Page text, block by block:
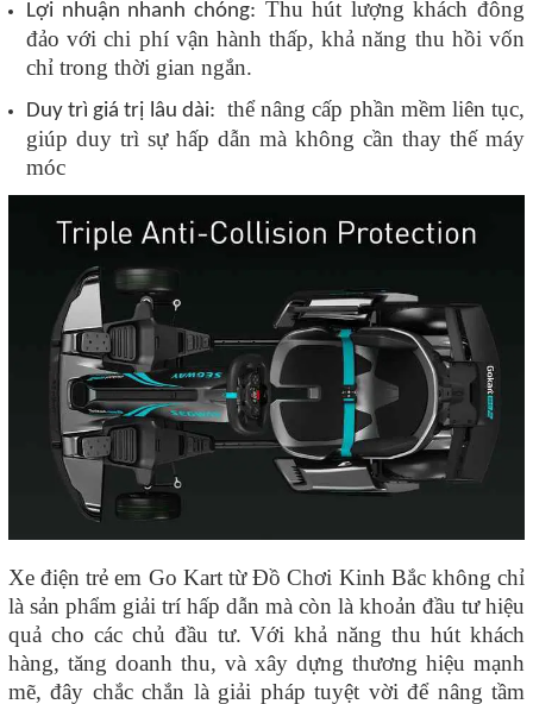
Lợi nhuận nhanh chóng: Thu hút lượng khách đông
đảo với chi phí vận hành thấp, khả năng thu hồi vốn
chỉ trong thời gian ngắn.
Duy trì giá trị lâu dài: thể nâng cấp phần mềm liên tục,
giúp duy trì sự hấp dẫn mà không cần thay thế máy
móc
Xe điện trẻ em Go Kart từ Đồ Chơi Kinh Bắc không chỉ
là sản phẩm giải trí hấp dẫn mà còn là khoản đầu tư hiệu
quả cho các chủ đầu tư. Với khả năng thu hút khách
hàng, tăng doanh thu, và xây dựng thương hiệu mạnh
mẽ, đây chắc chắn là giải pháp tuyệt vời để nâng tầm